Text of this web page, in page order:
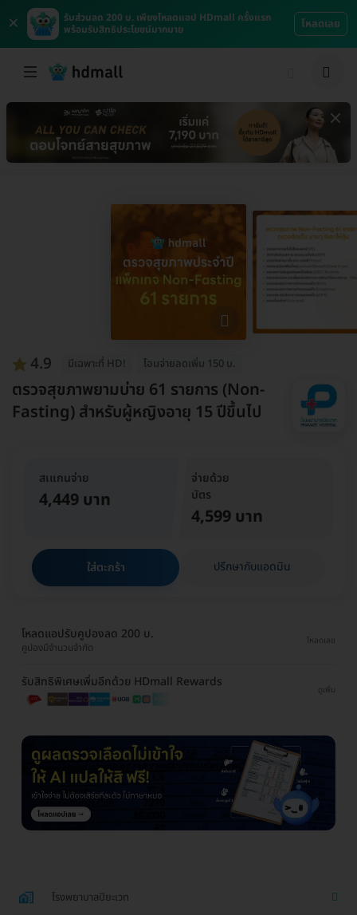
×
รับส่วนลด 200 บ. เพียงโหลดแอป HDmall ครั้งแรก
พร้อมรับสิทธิประโยชน์มากมาย
โหลดเลย
4.9 มีเฉพาะที่ HD! โอนจ่ายลดเพิ่ม 150 บ.
ตรวจสุขภาพยามบ่าย 61 รายการ (Non-
Fasting) สำหรับผู้หญิงอายุ 15 ปีขึ้นไป
จ่ายด้วย
บัตร
4,599 บาท
สเแกนจ่าย
4,449 บาท
ใส่ตะกร้า ปรึกษากับแอดมิน
โหลดแอปรับคูปองลด 200 บ.
คูปองมีจำนวนจำกัด
โหลดเลย
รับสิทธิพิเศษเพิ่มอีกด้วย HDmall Rewards
ดูเพิ่ม
โรงพยาบาลปิยะเวท